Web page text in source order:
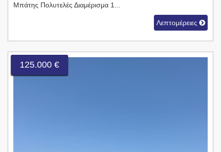
Μπάτης Πολυτελές Διαμέρισμα 1...
Λεπτομέρειες
125.000 €